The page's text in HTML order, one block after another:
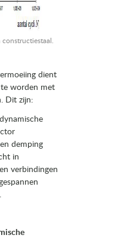
dient
worden met
Dit zijn:
demping
in
verbindingen